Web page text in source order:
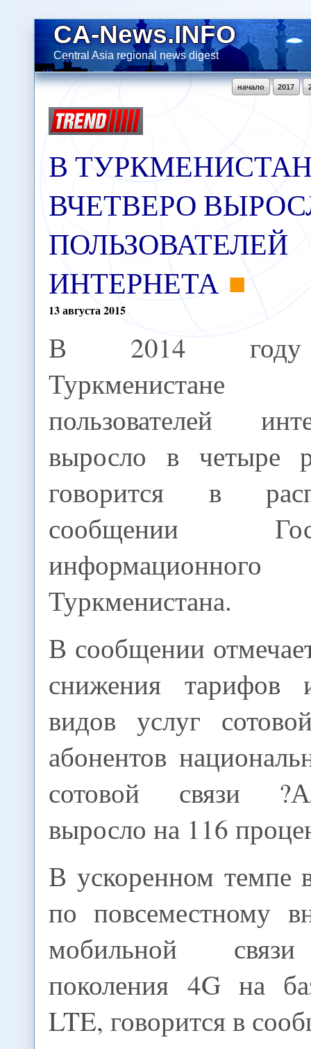
CA-News.INFO
Central Asia regional news digest
2017
начало
В
ВЧЕТВЕРО
ПОЛЬЗОВАТЕЛЕЙ
ИНТЕРНЕТА
13августа2015
В 2014
Туркменистане
пользователей
выросло в четыре
говорится в
сообщении
Туркменистана.
В сообщении
снижения тарифов
видов услуг
абонентов
сотовой связи
выросло на 116
В ускоренном темпе
по повсеместному
мобильной
поколения 4G на
LTE, говорится в